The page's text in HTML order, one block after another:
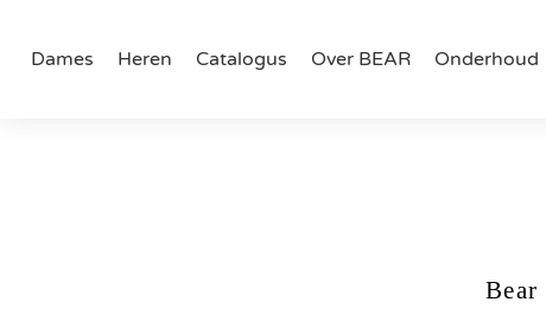
Dames
Heren Catalogus Over BEAR Onderhoud
Bear